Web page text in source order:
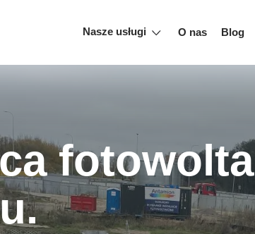
Nasze usługi O nas Blog